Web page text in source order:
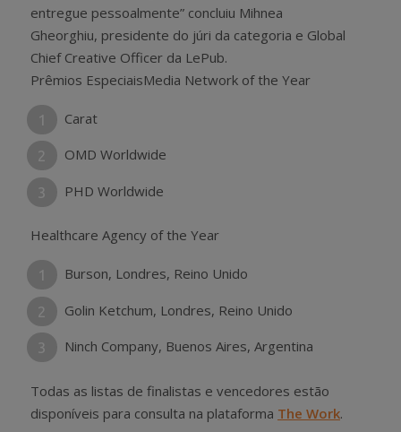
entregue pessoalmente” concluiu Mihnea
Gheorghiu, presidente do júri da categoria e Global
Chief Creative Officer da LePub.
Prêmios EspeciaisMedia Network of the Year
Carat
OMD Worldwide
PHD Worldwide
Healthcare Agency of the Year
Burson, Londres, Reino Unido
Golin Ketchum, Londres, Reino Unido
Ninch Company, Buenos Aires, Argentina
Todas as listas de finalistas e vencedores estão
disponíveis para consulta na plataforma The Work.